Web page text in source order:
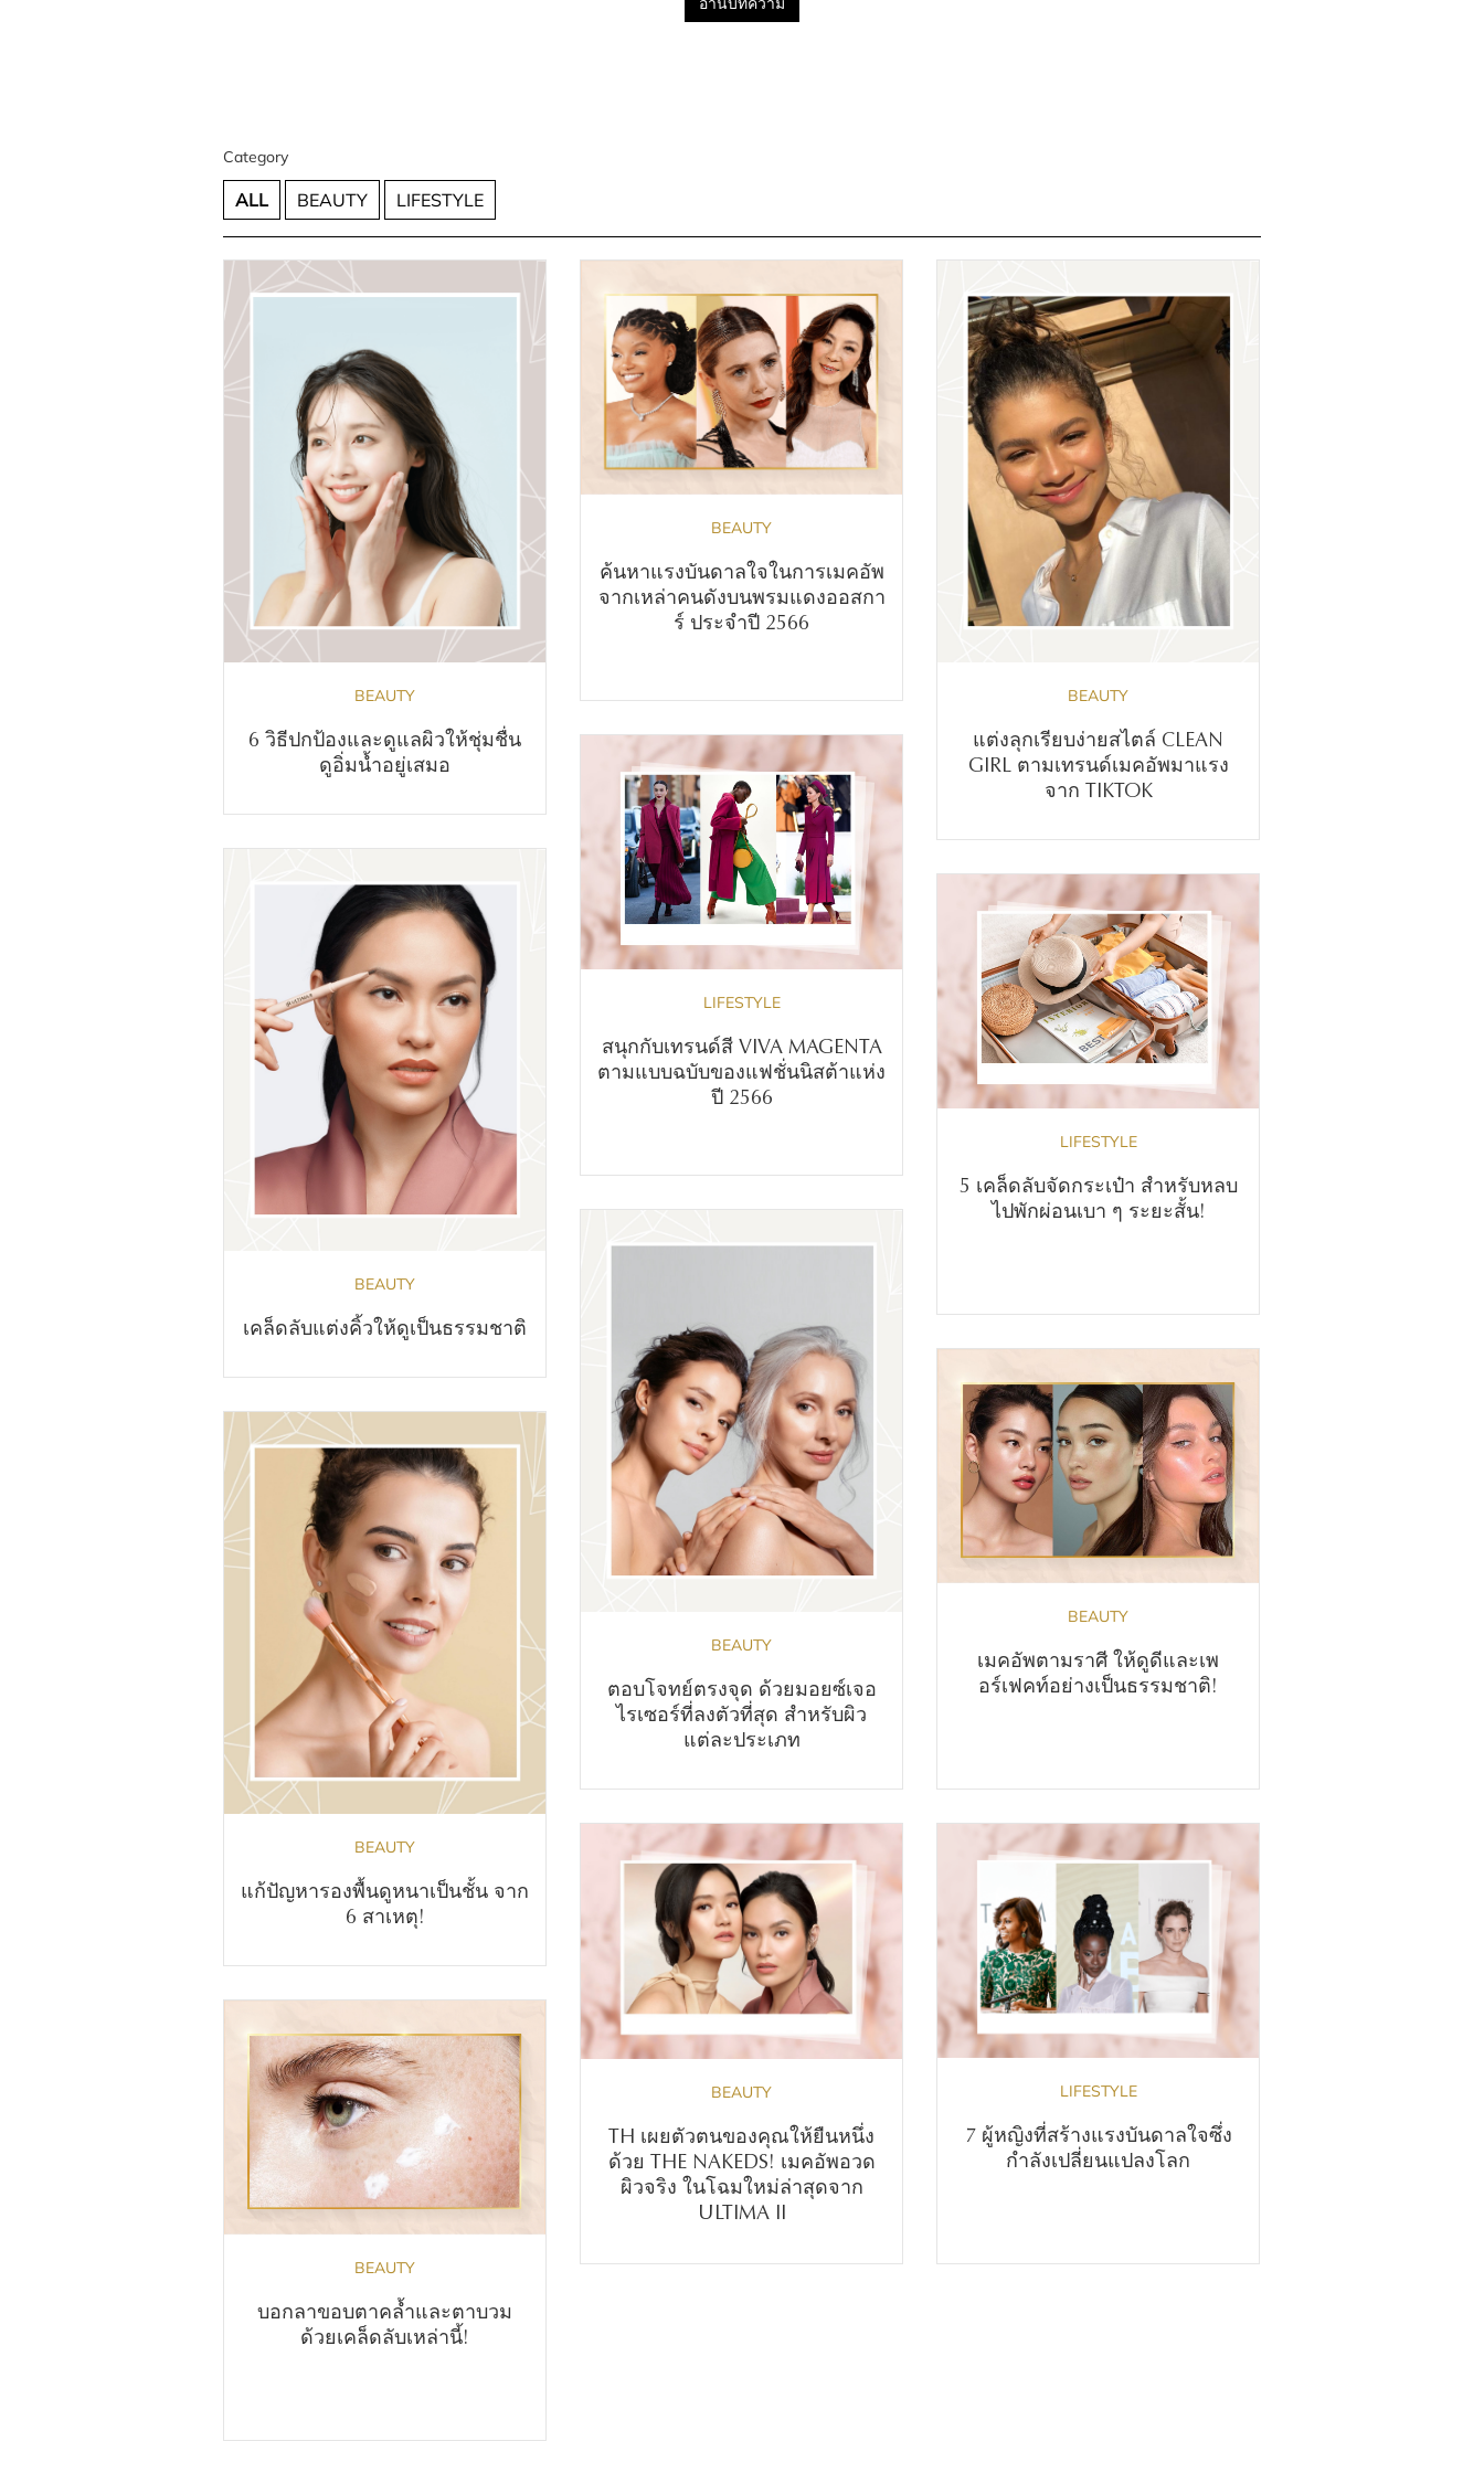
Category
ALL BEAUTY LIFESTYLE
BEAUTY
6 วิธีปกป้องและดูแลผิวให้ชุ่มชื่น
ดูอิ่มน้ำอยู่เสมอ
BEAUTY
ค้นหาแรงบันดาลใจในการเมคอัพ
จากเหล่าคนดังบนพรมแดงออสกา
ร์ ประจำปี 2566
BEAUTY
แต่งลุกเรียบง่ายสไตล์ CLEAN
GIRL ตามเทรนด์เมคอัพมาแรง
จาก TIKTOK
LIFESTYLE
สนุกกับเทรนด์สี VIVA MAGENTA
ตามแบบฉบับของแฟชั่นนิสต้าแห่ง
ปี 2566
BEAUTY
เคล็ดลับแต่งคิ้วให้ดูเป็นธรรมชาติ
LIFESTYLE
5 เคล็ดลับจัดกระเป๋า สำหรับหลบ
ไปพักผ่อนเบา ๆ ระยะสั้น!
BEAUTY
ตอบโจทย์ตรงจุด ด้วยมอยซ์เจอ
ไรเซอร์ที่ลงตัวที่สุด สำหรับผิว
แต่ละประเภท
BEAUTY
เมคอัพตามราศี ให้ดูดีและเพ
อร์เฟคท์อย่างเป็นธรรมชาติ!
BEAUTY
แก้ปัญหารองพื้นดูหนาเป็นชั้น จาก
6 สาเหตุ!
BEAUTY
TH เผยตัวตนของคุณให้ยืนหนึ่ง
ด้วย THE NAKEDS! เมคอัพอวด
ผิวจริง ในโฉมใหม่ล่าสุดจาก
ULTIMA II
LIFESTYLE
7 ผู้หญิงที่สร้างแรงบันดาลใจซึ่ง
กำลังเปลี่ยนแปลงโลก
BEAUTY
บอกลาขอบตาคล้ำและตาบวม
ด้วยเคล็ดลับเหล่านี้!